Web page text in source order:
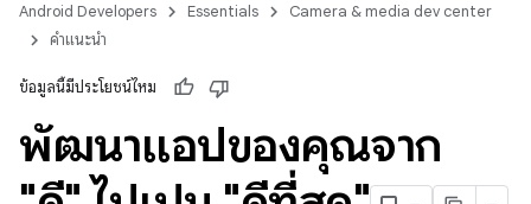
Android Developers Essentials
Camera & media dev center
คำแนะนำ
ข้อมูลนี้มีประโยชน์ไหม
พัฒนาแอปของคุณจาก